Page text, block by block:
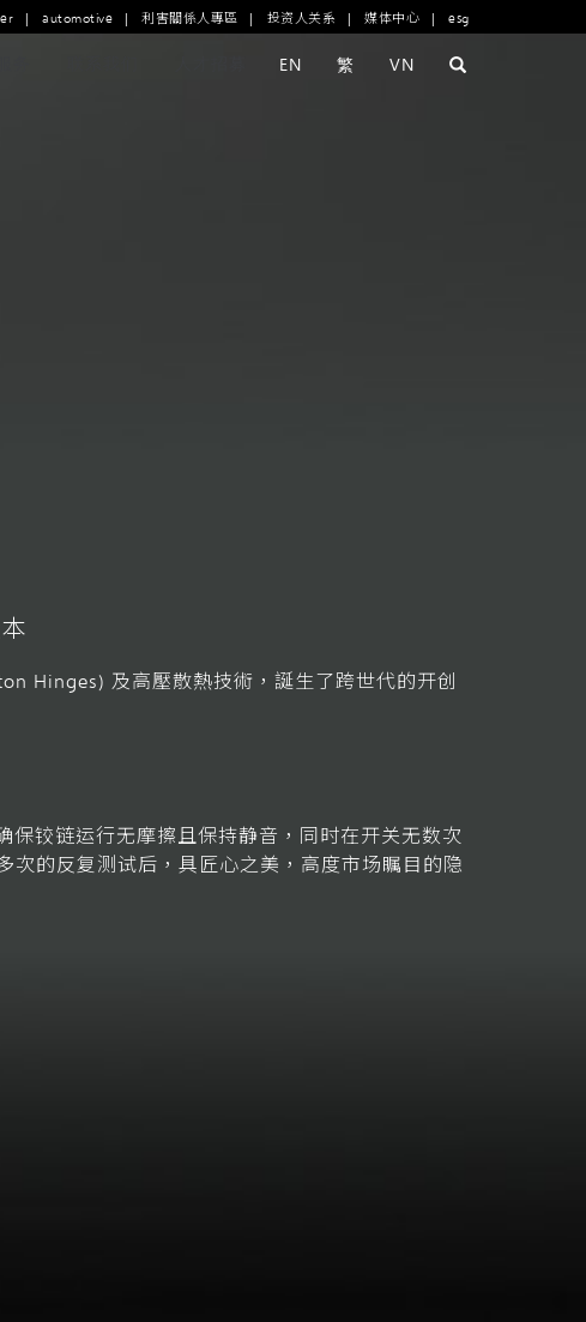
| automotive | 利害關係人專區 | 投资人关系 | 媒体中心 | esg
EN 繁 VN
Hinges) 及高壓散熱技術，誕生了跨世代的开创
铰链运行无摩擦且保持静音，同时在开关无数次
次的反复测试后，具匠心之美，高度市场瞩目的隐